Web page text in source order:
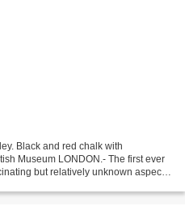
Black and red chalk with
Museum LONDON.- The first ever
but relatively unknown aspect